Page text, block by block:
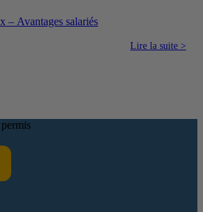
– Avantages salariés
Lire la suite >